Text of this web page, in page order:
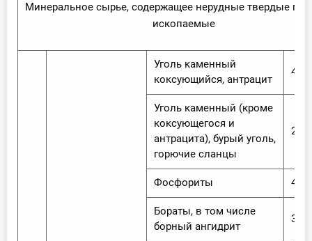
Минеральное сырье, содержащее нерудные твердые
ископаемые
Уголь каменный
коксующийся, антрацит
4,05
Уголь каменный (кроме
коксующегося и
антрацита), бурый уголь,
горючие сланцы
2,7
Фосфориты 4,0
Бораты, в том числе
борный ангидрит
3,5